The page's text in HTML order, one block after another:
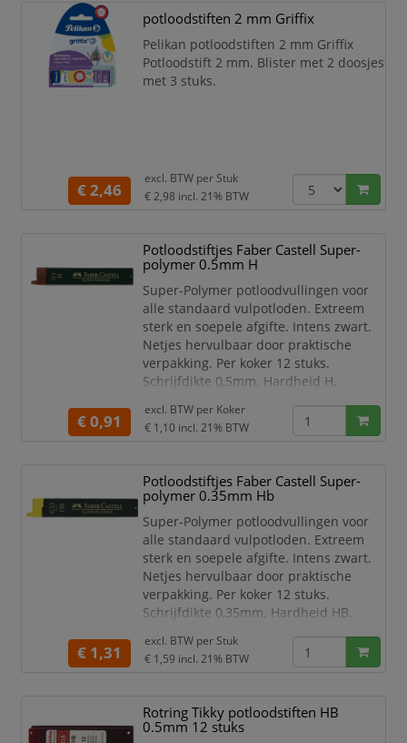
Lijndikte aangegeven met
kleurcode bruin.
De superpolymeer vullingen zijn
extra breukvast en diepzwart.
Schoon en gemakkelijk navullen
potloodstiften 2 mm Griffix
Pelikan potloodstiften 2 mm Griffix
Potloodstift 2 mm. Blister met 2 doosjes
met 3 stuks.
€ 2,46
excl. BTW per Stuk
€ 2,98 incl. 21% BTW
Potloodstiftjes Faber Castell Super-
polymer 0.5mm H
Super-Polymer potloodvullingen voor
alle standaard vulpotloden. Extreem
sterk en soepele afgifte. Intens zwart.
Netjes hervulbaar door praktische
verpakking. Per koker 12 stuks.
Schrijfdikte 0,5mm. Hardheid H.
€ 0,91
excl. BTW per Koker
€ 1,10 incl. 21% BTW
Potloodstiftjes Faber Castell Super-
polymer 0.35mm Hb
Super-Polymer potloodvullingen voor
alle standaard vulpotloden. Extreem
sterk en soepele afgifte. Intens zwart.
Netjes hervulbaar door praktische
verpakking. Per koker 12 stuks.
Schrijfdikte 0,35mm. Hardheid HB.
€ 1,31
excl. BTW per Stuk
€ 1,59 incl. 21% BTW
Rotring Tikky potloodstiften HB
0.5mm 12 stuks